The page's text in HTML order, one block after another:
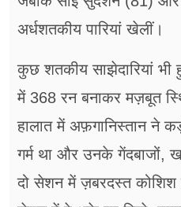
अर्धशतकीय पारियां खेलीं।
कुछ शतकीय साझेदारियां
में 368 रन बनाकर मज़बूत
हालात में अफ़गानिस्तान ने
गर्म था और उनके गेंदबाजों,
दो सेशन में ज़बरदस्त कोशिश